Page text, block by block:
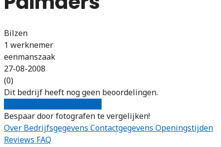
Bilzen
1 werknemer
eenmanszaak
27-08-2008
(0)
Dit bedrijf heeft nog geen beoordelingen.
Bespaar door fotografen te vergelijken!
Over Bedrijfsgegevens Contactgegevens Openingstijden
Reviews FAQ